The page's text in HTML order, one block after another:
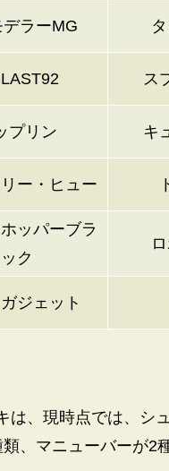
ラーMG
ス
プリン キ
ー・ヒュー
ッパーブラ
ック
ジェット
、現時点では、シ
、マニューバーが2